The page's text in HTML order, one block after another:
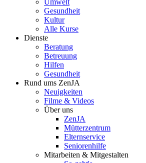
Umwelt
Gesundheit
Kultur
Alle Kurse
Dienste
Beratung
Betreuung
Hilfen
Gesundheit
Rund ums ZenJA
Neuigkeiten
Filme & Videos
Über uns
ZenJA
Mütterzentrum
Elternservice
Seniorenhilfe
Mitarbeiten & Mitgestalten